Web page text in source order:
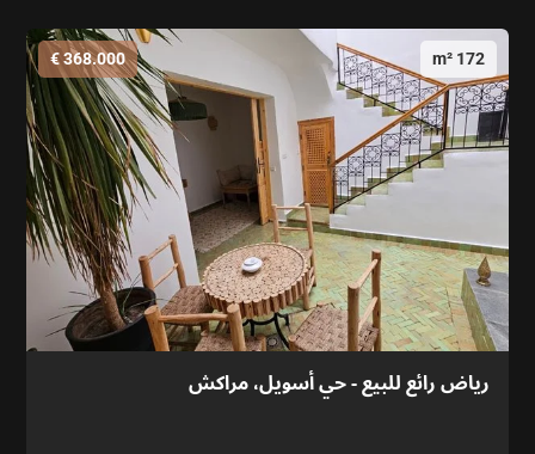
172 m²
368.000 €
رياض رائع للبيع - حي أسويل، مراكش